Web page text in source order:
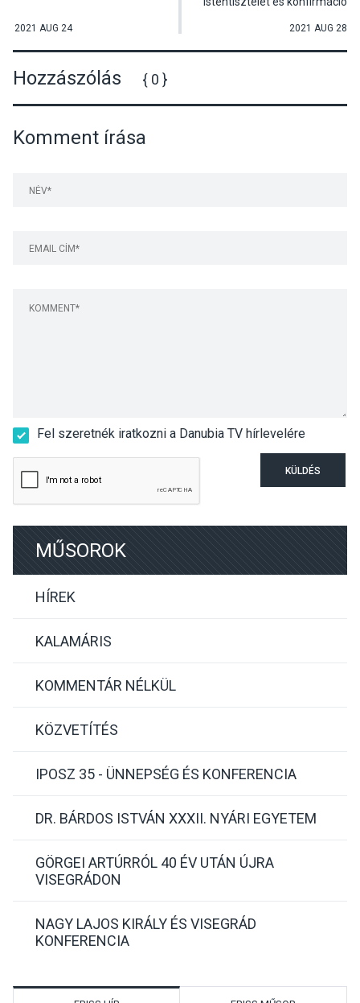
2021 AUG 24 2021 AUG 28
Hozzászólás { 0 }
Komment írása
Fel szeretnék iratkozni a Danubia TV hírlevelére
KÜLDÉS
MŰSOROK
HÍREK
KALAMÁRIS
KOMMENTÁR NÉLKÜL
KÖZVETÍTÉS
IPOSZ 35 - ÜNNEPSÉG ÉS KONFERENCIA
DR. BÁRDOS ISTVÁN XXXII. NYÁRI EGYETEM
GÖRGEI ARTÚRRÓL 40 ÉV UTÁN ÚJRA
VISEGRÁDON
NAGY LAJOS KIRÁLY ÉS VISEGRÁD
KONFERENCIA